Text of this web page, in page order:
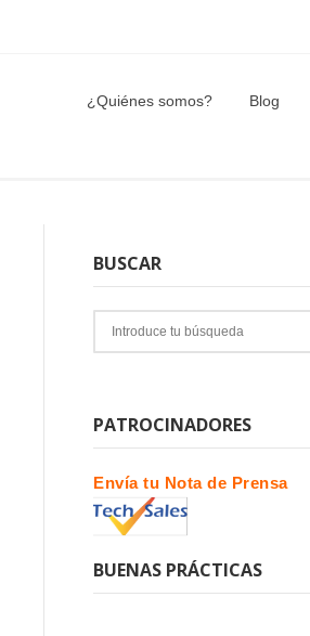
¿Quiénes somos? Blog
BUSCAR
PATROCINADORES
Envía tu Nota de Prensa
BUENAS PRÁCTICAS